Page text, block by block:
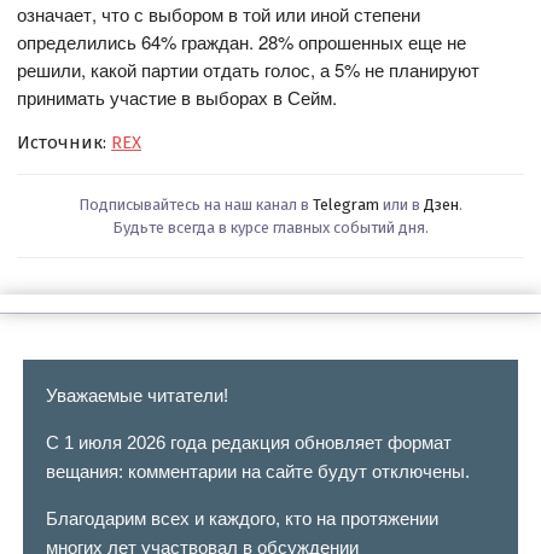
означает, что с выбором в той или иной степени
определились 64% граждан. 28% опрошенных еще не
решили, какой партии отдать голос, а 5% не планируют
принимать участие в выборах в Сейм.
Источник: REX
Подписывайтесь на наш канал в Telegram или в Дзен.
Будьте всегда в курсе главных событий дня.
Уважаемые читатели!
С 1 июля 2026 года редакция обновляет формат
вещания: комментарии на сайте будут отключены.
Благодарим всех и каждого, кто на протяжении
многих лет участвовал в обсуждении